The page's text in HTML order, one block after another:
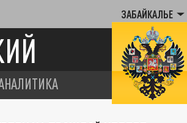
ЗАБАЙКАЛЬЕ